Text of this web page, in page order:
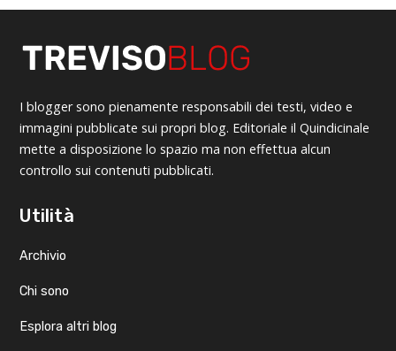
I blogger sono pienamente responsabili dei testi, video e
immagini pubblicate sui propri blog. Editoriale il Quindicinale
mette a disposizione lo spazio ma non effettua alcun
controllo sui contenuti pubblicati.
Utilità
Archivio
Chi sono
Esplora altri blog